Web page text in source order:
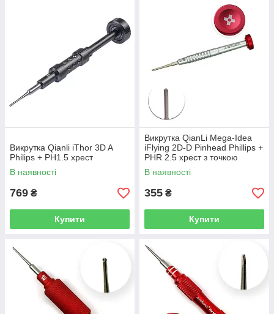
Викрутка Qianli iThor 3D A
Philips + PH1.5 хрест
В наявності
769 ₴
Купити
Викрутка QianLi Mega-Idea
iFlying 2D-D Pinhead Phillips +
PHR 2.5 хрест з точкою
В наявності
355 ₴
Купити